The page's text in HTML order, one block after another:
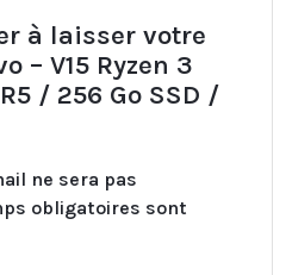
à laisser votre
– V15 Ryzen 3
/ 256 Go SSD /
ne sera pas
obligatoires sont